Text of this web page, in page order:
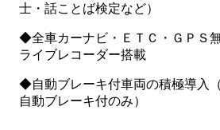
士・話ことば検定など）
◆全車カーナビ・ＥＴＣ・ＧＰＳ
ライブレコーダー搭載
◆自動ブレーキ付車両の積極導入
自動ブレーキ付のみ）